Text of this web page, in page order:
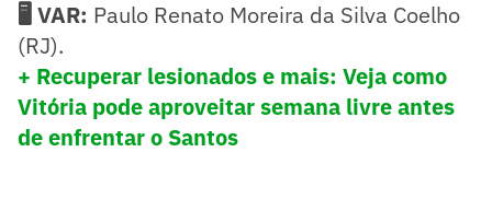
🖥️ VAR: Paulo Renato Moreira da Silva Coelho
(RJ).
+ Recuperar lesionados e mais: Veja como
Vitória pode aproveitar semana livre antes
de enfrentar o Santos